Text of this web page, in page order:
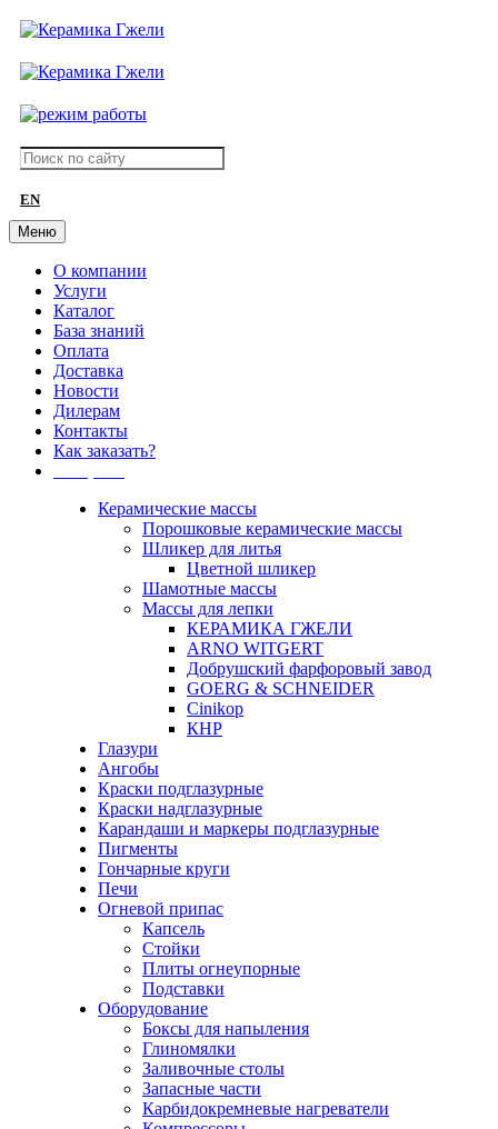
EN
Меню
О компании
Услуги
Каталог
База знаний
Оплата
Доставка
Новости
Дилерам
Контакты
Как заказать?
Керамические массы
Порошковые керамические массы
Шликер для литья
Цветной шликер
Шамотные массы
Массы для лепки
КЕРАМИКА ГЖЕЛИ
ARNO WITGERT
Добрушский фарфоровый завод
GOERG & SCHNEIDER
Cinikop
КНР
Глазури
Ангобы
Краски подглазурные
Краски надглазурные
Карандаши и маркеры подглазурные
Пигменты
Гончарные круги
Печи
Огневой припас
Капсель
Стойки
Плиты огнеупорные
Подставки
Оборудование
Боксы для напыления
Глиномялки
Заливочные столы
Запасные части
Карбидокремневые нагреватели